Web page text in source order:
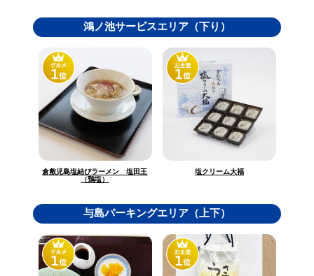
鴻ノ池サービスエリア（下り）
倉敷児島塩結びラーメン 塩田王
（鶏塩）
塩クリーム大福
与島パーキングエリア（上下）